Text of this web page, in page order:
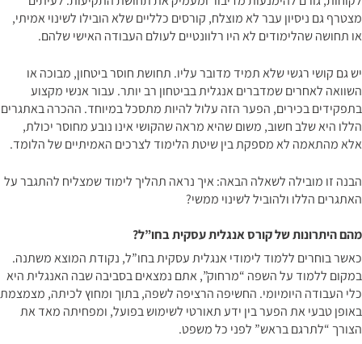
מצטרף גם ניסיון עבר לא מוצלח, קורסים כלליים שלא הובילו לשינוי אמיתי,
או תחושה שהלימודים לא היו רלוונטיים לעולם העבודה האישי שלהם.
יש גם קושי רגשי שלא תמיד מדובר עליו. תחושת חוסר ביטחון, מבוכה או
השוואה לאחרים שמדברים אנגלית בביטחון רב יותר. עבור אנשי מקצוע
בתפקידים בכירים, הפער הזה עלול להיות מתסכל במיוחד. ההכרה באתגרים
הללו היא שלב חשוב, משום שהיא מראה שהקושי אינו נובע מחוסר יכולת,
אלא מהתאמה לא מספקת בין שיטת הלימוד לצרכים האמיתיים של הלומד.
הבנה זו מובילה לשאלה הבאה: איך נראה תהליך לימוד שמצליח להתגבר על
האתגרים הללו ולהוביל לשינוי ממשי?
מהם היתרונות של קורס אנגלית עסקית בחו”ל?
כאשר בוחרים ללמוד לימודי אנגלית עסקית בחו”ל, נקודת המוצא משתנה.
במקום ללמוד על השפה “מרחוק”, אתם נמצאים בסביבה שבה האנגלית היא
כלי העבודה היומיומי. החשיפה הרציפה לשפה, בתוך ומחוץ לכיתה, מצמצמת
באופן טבעי את הפער בין ידע תאורטי לשימוש בפועל, ומפחיתה מאד את
הצורך “לתרגם בראש” לפני כל משפט.